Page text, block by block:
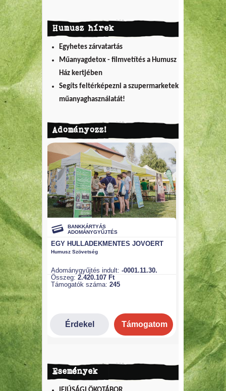
Humusz hírek
Egyhetes zárvatartás
Műanyagdetox - filmvetítés a Humusz
Ház kertjében
Segíts feltérképezni a szupermarketek
műanyaghasználatát!
Adományozz!
Események